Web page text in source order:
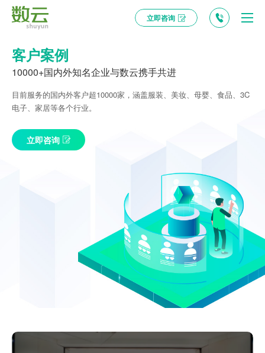
立即咨询
客户案例
10000+国内外知名企业与数云携手共进
目前服务的国内外客户超10000家，涵盖服装、美妆、母婴、食品、3C
电子、家居等各个行业。
立即咨询